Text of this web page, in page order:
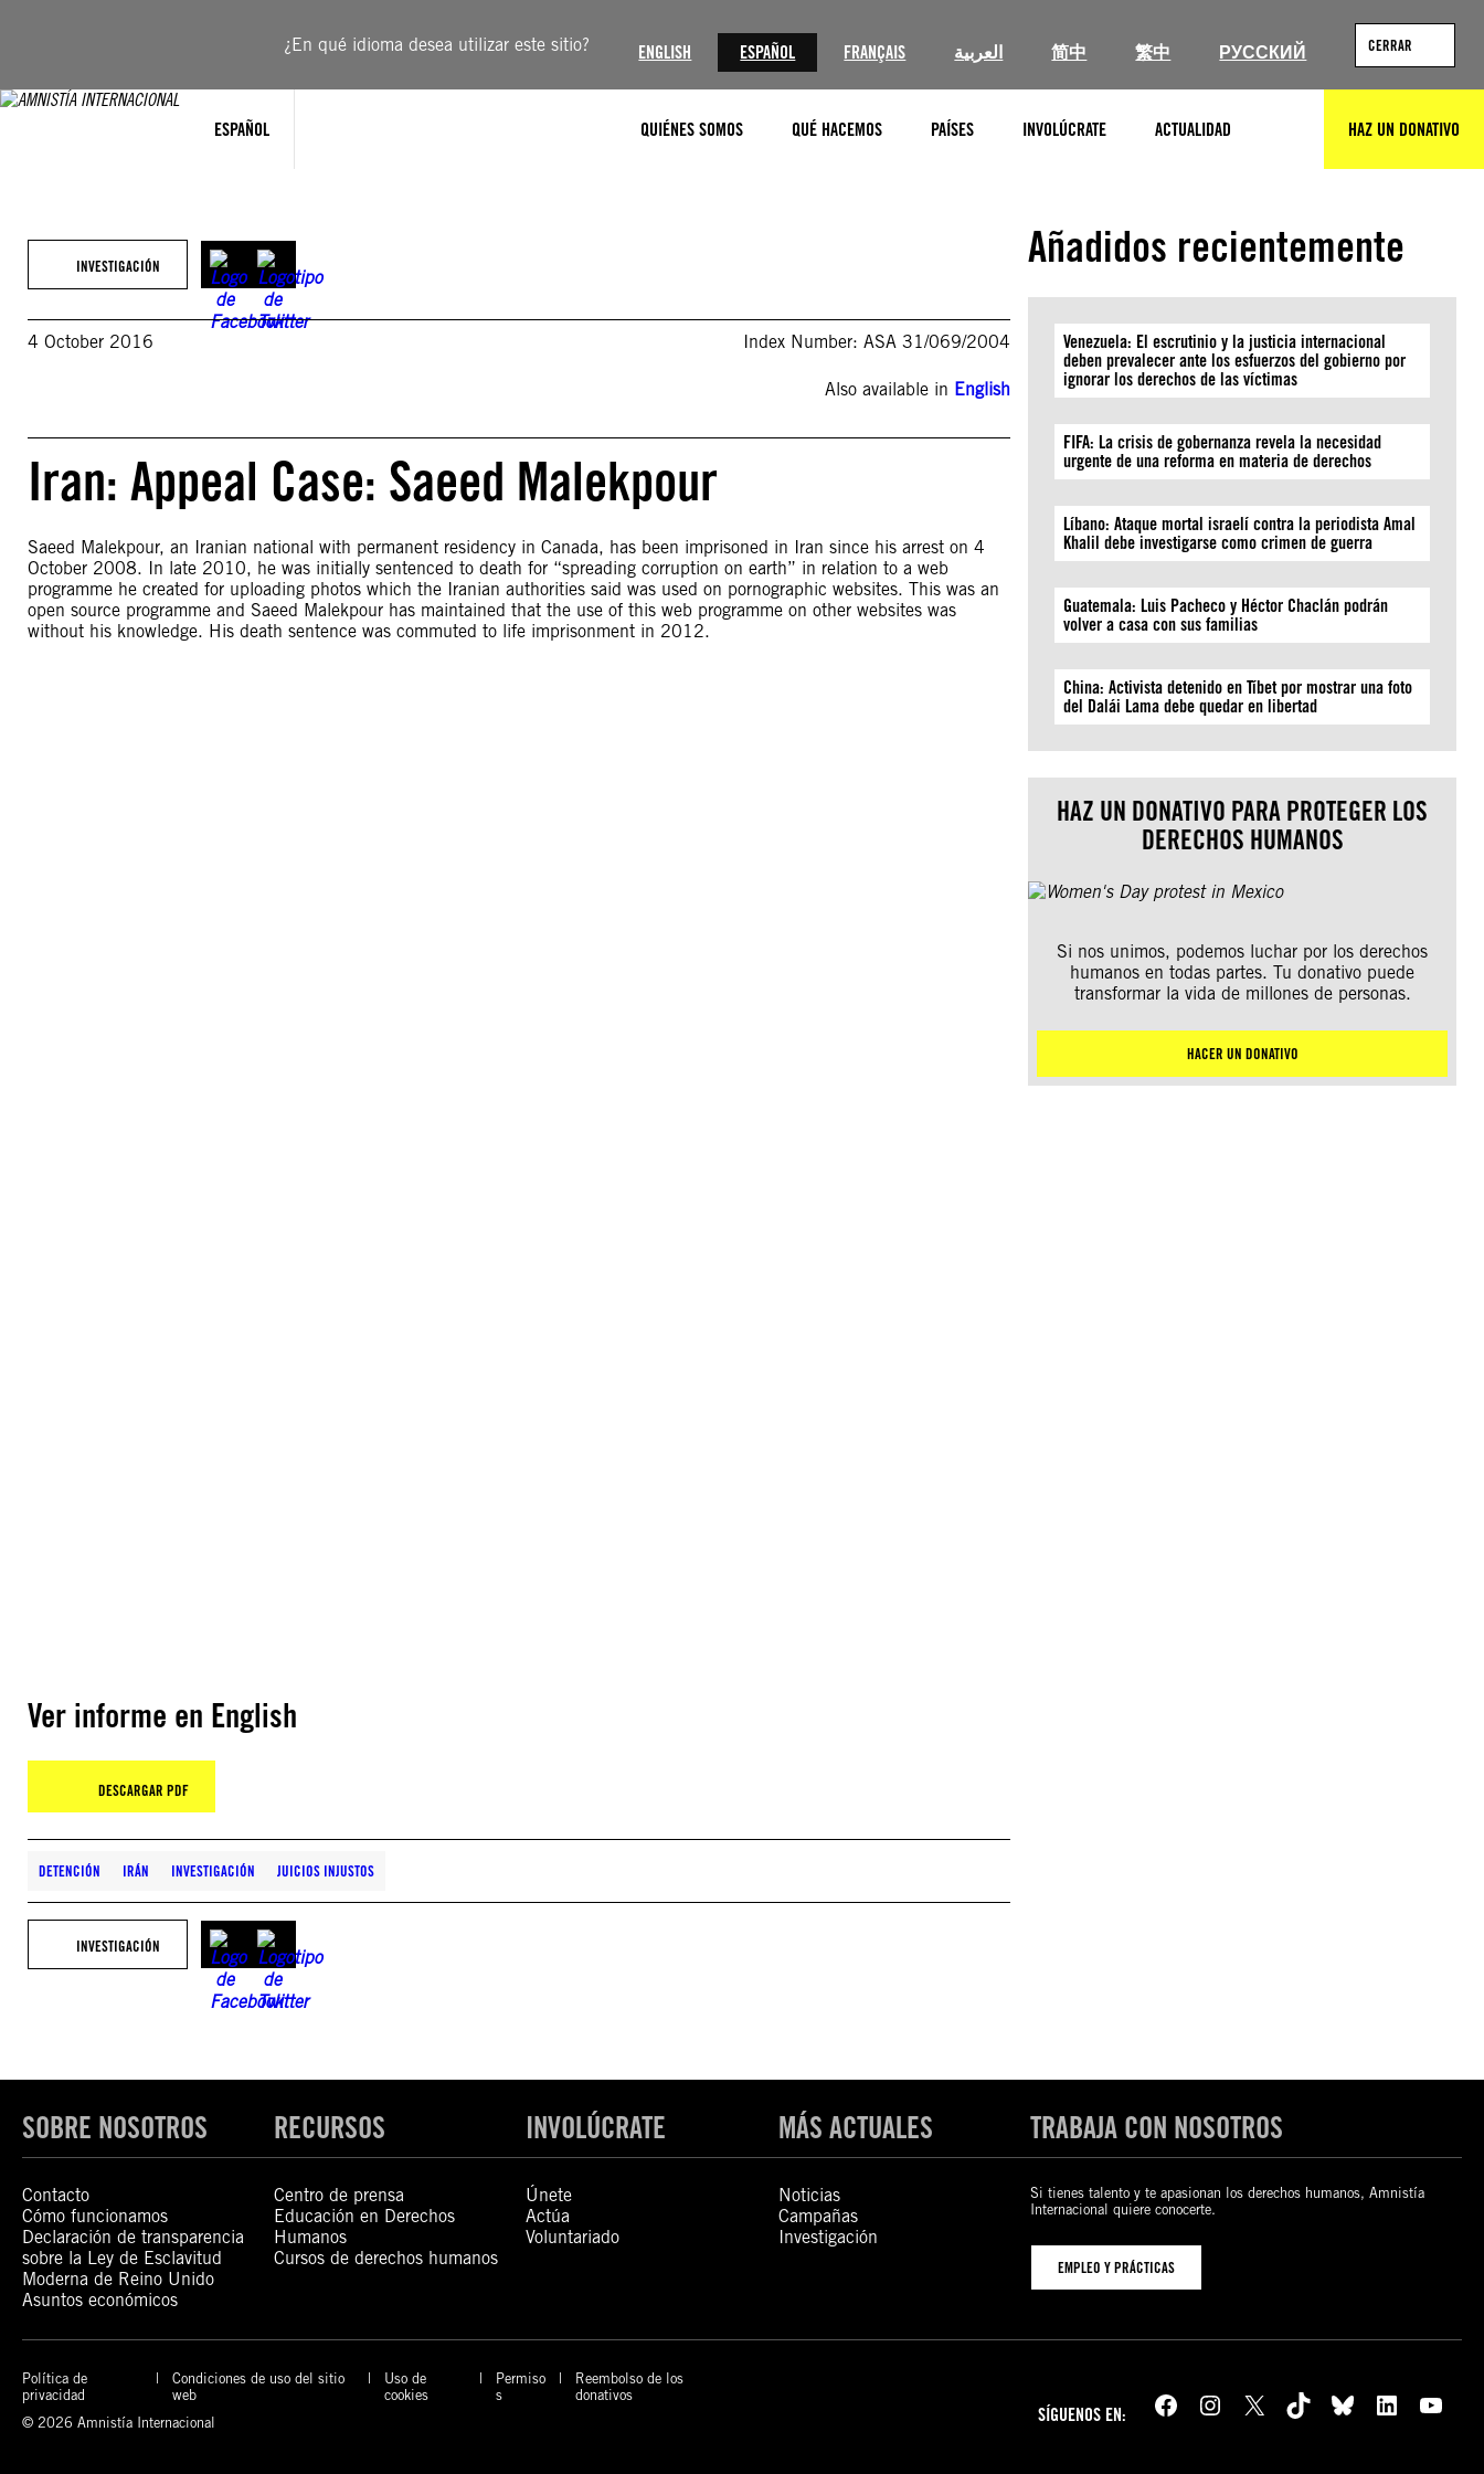
¿En qué idioma desea utilizar este sitio? ENGLISH ESPAÑOL FRANÇAIS العربية 简中 繁中 РУССКИЙ CERRAR
ESPAÑOL QUIÉNES SOMOS QUÉ HACEMOS PAÍSES INVOLÚCRATE ACTUALIDAD HAZ UN DONATIVO
INVESTIGACIÓN
4 October 2016 Index Number: ASA 31/069/2004
Also available in English
Iran: Appeal Case: Saeed Malekpour
Saeed Malekpour, an Iranian national with permanent residency in Canada, has been imprisoned in Iran since his arrest on 4
October 2008. In late 2010, he was initially sentenced to death for “spreading corruption on earth” in relation to a web
programme he created for uploading photos which the Iranian authorities said was used on pornographic websites. This was an
open source programme and Saeed Malekpour has maintained that the use of this web programme on other websites was
without his knowledge. His death sentence was commuted to life imprisonment in 2012.
Ver informe en English
DESCARGAR PDF
DETENCIÓN IRÁN INVESTIGACIÓN JUICIOS INJUSTOS
INVESTIGACIÓN
Añadidos recientemente
Venezuela: El escrutinio y la justicia internacional
deben prevalecer ante los esfuerzos del gobierno por
ignorar los derechos de las víctimas
FIFA: La crisis de gobernanza revela la necesidad
urgente de una reforma en materia de derechos
Líbano: Ataque mortal israelí contra la periodista Amal
Khalil debe investigarse como crimen de guerra
Guatemala: Luis Pacheco y Héctor Chaclán podrán
volver a casa con sus familias
China: Activista detenido en Tíbet por mostrar una foto
del Dalái Lama debe quedar en libertad
HAZ UN DONATIVO PARA PROTEGER LOS
DERECHOS HUMANOS
Si nos unimos, podemos luchar por los derechos
humanos en todas partes. Tu donativo puede
transformar la vida de millones de personas.
HACER UN DONATIVO
SOBRE NOSOTROS
Contacto
Cómo funcionamos
Declaración de transparencia
sobre la Ley de Esclavitud
Moderna de Reino Unido
Asuntos económicos
RECURSOS
Centro de prensa
Educación en Derechos
Humanos
Cursos de derechos humanos
INVOLÚCRATE
Únete
Actúa
Voluntariado
MÁS ACTUALES
Noticias
Campañas
Investigación
TRABAJA CON NOSOTROS
Si tienes talento y te apasionan los derechos humanos, Amnistía
Internacional quiere conocerte.
EMPLEO Y PRÁCTICAS
Política de
privacidad
Condiciones de uso del sitio
web
Uso de
cookies
Permiso
s
Reembolso de los
donativos
© 2026 Amnistía Internacional
SÍGUENOS EN: Facebook Instagram X TikTok Bluesky LinkedIn YouTube